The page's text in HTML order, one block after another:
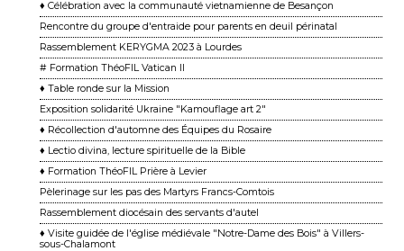
♦ Célébration avec la communauté vietnamienne de Besançon
Rencontre du groupe d'entraide pour parents en deuil périnatal
Rassemblement KERYGMA 2023 à Lourdes
# Formation ThéoFIL Vatican II
♦ Table ronde sur la Mission
Exposition solidarité Ukraine "Kamouflage art 2"
♦ Récollection d'automne des Équipes du Rosaire
♦ Lectio divina, lecture spirituelle de la Bible
♦ Formation ThéoFIL Prière à Levier
Pèlerinage sur les pas des Martyrs Francs-Comtois
Rassemblement diocésain des servants d'autel
♦ Visite guidée de l'église médiévale "Notre-Dame des Bois" à Villers-
sous-Chalamont